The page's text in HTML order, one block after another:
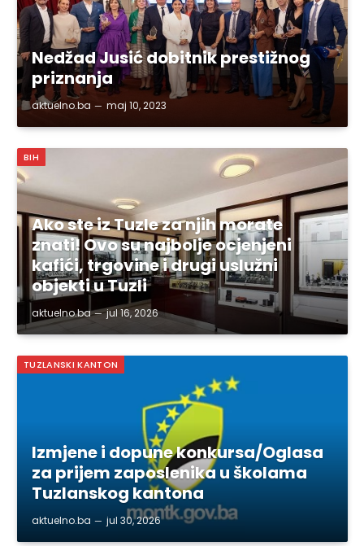
Nedžad Jusić dobitnik prestižnog
priznanja
aktuelno.ba maj 10, 2023
BIH
Ako ste iz Tuzle za njih morate
znati! Ovo su najbolje ocjenjeni
kafići, trgovine i drugi uslužni
objekti u Tuzli
aktuelno.ba jul 16, 2026
TUZLANSKI KANTON
Izmjene i dopune konkursa/Oglasa
za prijem zaposlenika u školama
Tuzlanskog kantona
aktuelno.ba jul 30, 2026